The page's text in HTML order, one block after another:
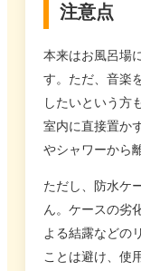
注意点
本来はお風呂場
す。ただ、音楽
したいという方
室内に直接置か
やシャワーから
ただし、防水ケ
ん。ケースの劣
よる結露などの
ことは避け、使